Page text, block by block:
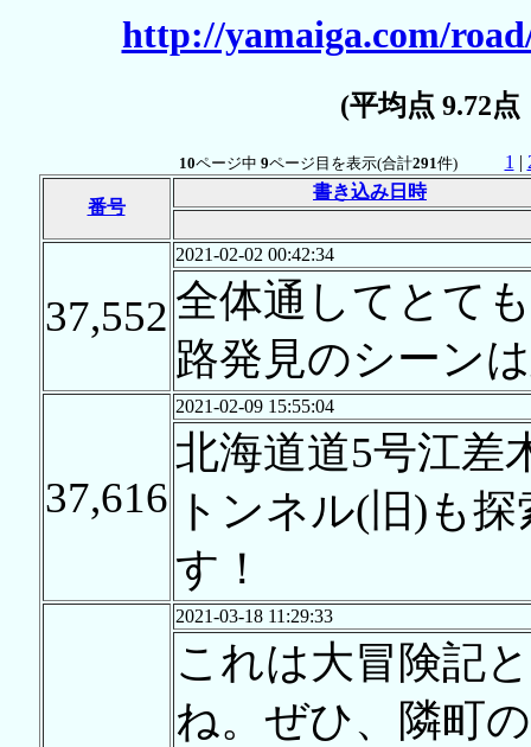
http://yamaiga.com/
(平均点 9.72
10ページ中 9ページ目を表示(合計291件) 1 |
番号
書き込み日時
37,552
2021-02-02 00:42:34
全体通してとて
路発見のシーン
37,616
2021-02-09 15:55:04
北海道道5号江差
トンネル(旧)も
す！
2021-03-18 11:29:33
これは大冒険記
ね。ぜひ、隣町